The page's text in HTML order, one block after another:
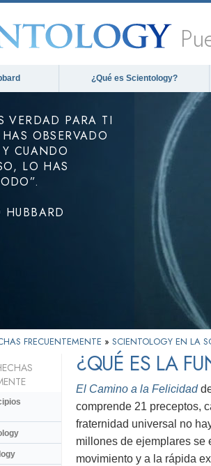
¿Qué es Scientology?
VERDAD PARA TI
OBSERVADO
CUANDO
LO HAS
FRECUENTEMENTE » SCIENTOLOGY EN LA
¿QUÉ ES LA
El Camino a la Felicidad
comprende 21 preceptos,
fraternidad universal no
millones de ejemplares se
movimiento y a la rápida